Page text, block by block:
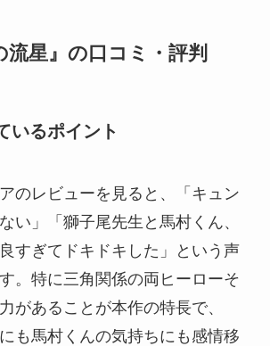
流星』の口コミ・評判
いるポイント
のレビューを見ると、「キュン
い」「獅子尾先生と馬村くん、
すぎてドキドキした」という声
。特に三角関係の両ヒーローそ
があることが本作の特長で、
も馬村くんの気持ちにも感情移